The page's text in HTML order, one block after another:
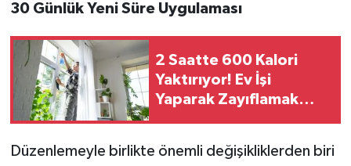
30 Günlük Yeni Süre Uygulaması
2 Saatte 600 Kalori
Yaktırıyor! Ev İşi
Yaparak Zayıflamak
Düzenlemeyle birlikte önemli değişikliklerden biri